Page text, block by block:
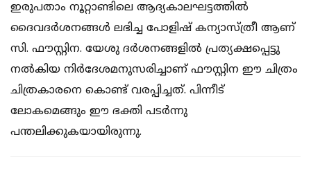
ഇരുപതാം നൂറ്റാണ്ടിലെ ആദ്യകാലഘട്ടത്തില്‍
ദൈവദര്‍ശനങ്ങള്‍ ലഭിച്ച പോളിഷ് കന്യാസ്ത്രീ ആണ്
സി. ഫൗസ്റ്റിന. യേശു ദര്‍ശനങ്ങളില്‍ പ്രത്യക്ഷപ്പെട്ടു
നല്‍കിയ നിര്‍ദേശമനുസരിച്ചാണ് ഫൗസ്റ്റിന ഈ ചിത്രം
ചിത്രകാരനെ കൊണ്ട് വരപ്പിച്ചത്. പിന്നീട്
ലോകമെങ്ങും ഈ ഭക്തി പടര്‍ന്നു
പന്തലിക്കുകയായിരുന്നു.